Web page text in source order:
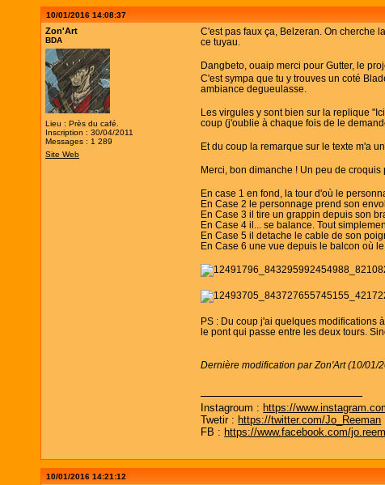
10/01/2016 14:08:37
Zon'Art
BDA
Lieu : Près du café.
Inscription : 30/04/2011
Messages : 1 289
Site Web
C'est pas faux ça, Belzeran. On cherche
ce tuyau.
Dangbeto, ouaip merci pour Gutter, le
C'est sympa que tu y trouves un coté
ambiance degueulasse.
Les virgules y sont bien sur la replique
coup (j'oublie à chaque fois de le
Et du coup la remarque sur le texte m'a
Merci, bon dimanche ! Un peu de
En case 1 en fond, la tour d'où le
En Case 2 le personnage prend son envol.
En Case 3 il tire un grappin depuis son
En Case 4 il... se balance. Tout
En Case 5 il detache le cable de son
En Case 6 une vue depuis le balcon où
PS : Du coup j'ai quelques modifications
le pont qui passe entre les deux tours.
Dernière modification par Zon'Art (10/01/
Instagroum : https://
Twetir : https://twitter.com/Jo_Reeman
FB : https://www.facebook.com/
10/01/2016 14:21:12